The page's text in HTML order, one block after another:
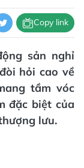
Copy link
sản nghỉ
hỏi cao về
tầm vóc
đặc biệt của
lưu.